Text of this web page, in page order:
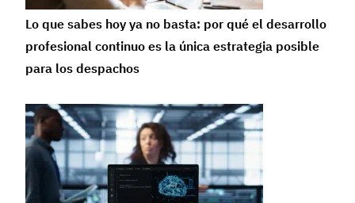
Lo que sabes hoy ya no basta: por qué el desarrollo
profesional continuo es la única estrategia posible
para los despachos